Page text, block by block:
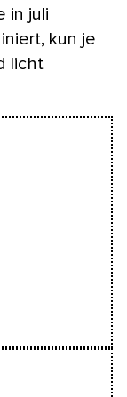
in juli
kun je
licht